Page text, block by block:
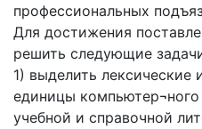
профессиональных
Для достижения
решить следующие
1) выделить лексические
единицы
учебной и справочной